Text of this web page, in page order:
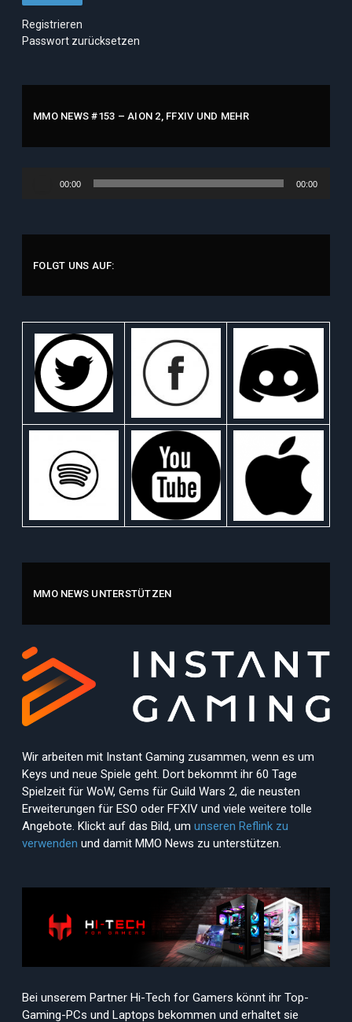
Registrieren
Passwort zurücksetzen
MMO NEWS #153 – AION 2, FFXIV UND MEHR
00:00 00:00
FOLGT UNS AUF:
MMO NEWS UNTERSTÜTZEN
Wir arbeiten mit Instant Gaming zusammen, wenn es um
Keys und neue Spiele geht. Dort bekommt ihr 60 Tage
Spielzeit für WoW, Gems für Guild Wars 2, die neusten
Erweiterungen für ESO oder FFXIV und viele weitere tolle
Angebote. Klickt auf das Bild, um unseren Reflink zu
verwenden und damit MMO News zu unterstützen.
Bei unserem Partner Hi-Tech for Gamers könnt ihr Top-
Gaming-PCs und Laptops bekommen und erhaltet sie